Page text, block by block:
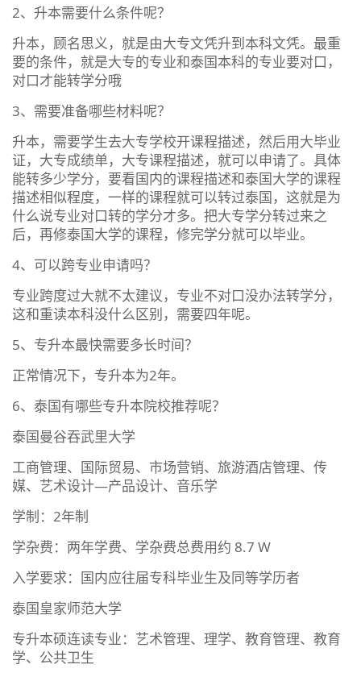
2、 升本需要什么条件呢？
升本，顾名思义，就是由大专文凭升到本科文凭。最重
要的条件，就是大专的专业和泰国本科的专业要对口，
对口才能转学分哦
3、需要准备哪些材料呢？
升本，需要学生去大专学校开课程描述，然后用大毕业
证，大专成绩单，大专课程描述，就可以申请了。具体
能转多少学分，要看国内的课程描述和泰国大学的课程
描述相似程度，一样的课程就可以转过泰国，这就是为
什么说专业对口转的学分才多。把大专学分转过来之
后，再修泰国大学的课程，修完学分就可以毕业。
4、可以跨专业申请吗？
专业跨度过大就不太建议，专业不对口没办法转学分，
这和重读本科没什么区别，需要四年呢。
5、专升本最快需要多长时间？
正常情况下，专升本为2年。
6、泰国有哪些专升本院校推荐呢？
泰国曼谷吞武里大学
工商管理、国际贸易、市场营销、旅游酒店管理、传
媒、艺术设计—产品设计、音乐学
学制：2年制
学杂费：两年学费、学杂费总费用约 8.7 W
入学要求：国内应往届专科毕业生及同等学历者
泰国皇家师范大学
专升本硕连读专业：艺术管理、理学、教育管理、教育
学、公共卫生